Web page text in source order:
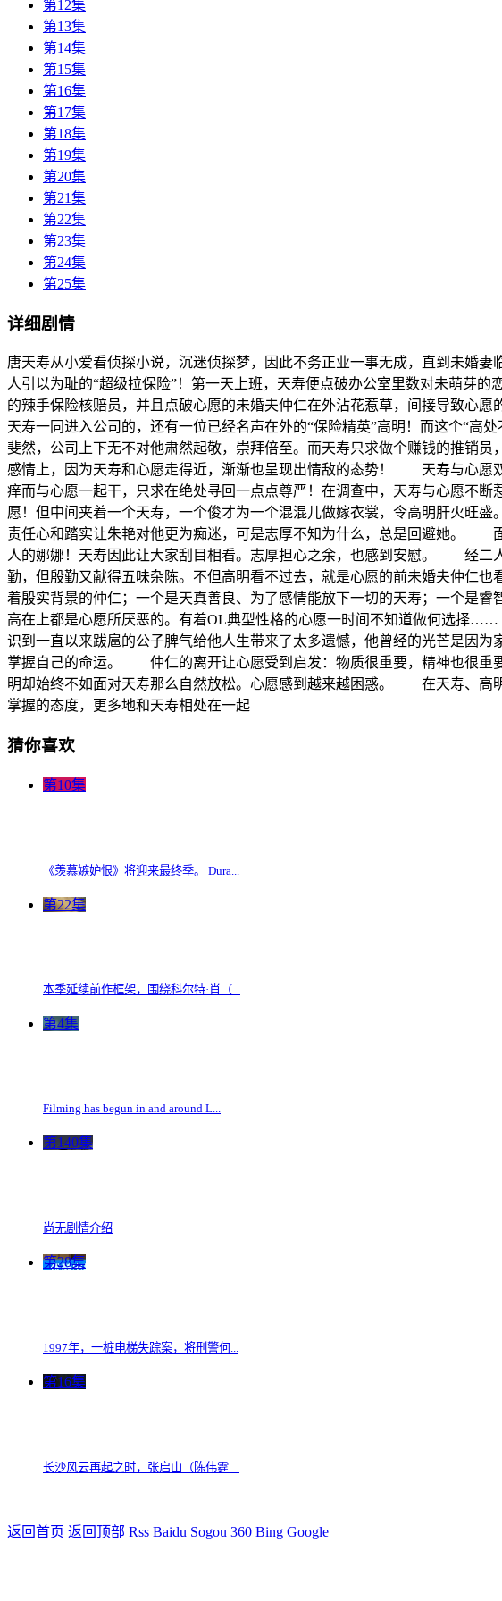
第12集
第13集
第14集
第15集
第16集
第17集
第18集
第19集
第20集
第21集
第22集
第23集
第24集
第25集
详细剧情
唐天寿从小爱看侦探小说，沉迷侦探梦，因此不务正业一事无成，直到未
人引以为耻的“超级拉保险”！第一天上班，天寿便点破办公室里数对未萌芽
的辣手保险核赔员，并且点破心愿的未婚夫仲仁在外沾花惹草，间接导致心
天寿一同进入公司的，还有一位已经名声在外的“保险精英”高明！而这个“
斐然，公司上下无不对他肃然起敬，崇拜倍至。而天寿只求做个赚钱的推销
感情上，因为天寿和心愿走得近，渐渐也呈现出情敌的态势！ 天寿与心愿
痒而与心愿一起干，只求在绝处寻回一点点尊严！在调查中，天寿与心愿不
愿！但中间夹着一个天寿，一个俊才为一个混混儿做嫁衣裳，令高明肝火旺
责任心和踏实让朱艳对他更为痴迷，可是志厚不知为什么，总是回避她。
人的娜娜！天寿因此让大家刮目相看。志厚担心之余，也感到安慰。 经二
勤，但殷勤又献得五味杂陈。不但高明看不过去，就是心愿的前未婚夫仲仁
着殷实背景的仲仁；一个是天真善良、为了感情能放下一切的天寿；一个是
高在上都是心愿所厌恶的。有着OL典型性格的心愿一时间不知道做何选择
识到一直以来跋扈的公子脾气给他人生带来了太多遗憾，他曾经的光芒是因
掌握自己的命运。 仲仁的离开让心愿受到启发：物质很重要，精神也很重
明却始终不如面对天寿那么自然放松。心愿感到越来越困惑。 在天寿、高
掌握的态度，更多地和天寿相处在一起
猜你喜欢
第10集
《羡慕嫉妒恨》将迎来最终季。 Dura...
第22集
本季延续前作框架，围绕科尔特·肖（...
第4集
Filming has begun in and around L...
第140集
尚无剧情介绍
第28集
1997年，一桩电梯失踪案，将刑警何...
第16集
长沙风云再起之时，张启山（陈伟霆 ...
返回首页 返回顶部 Rss Baidu Sogou 360 Bing Google